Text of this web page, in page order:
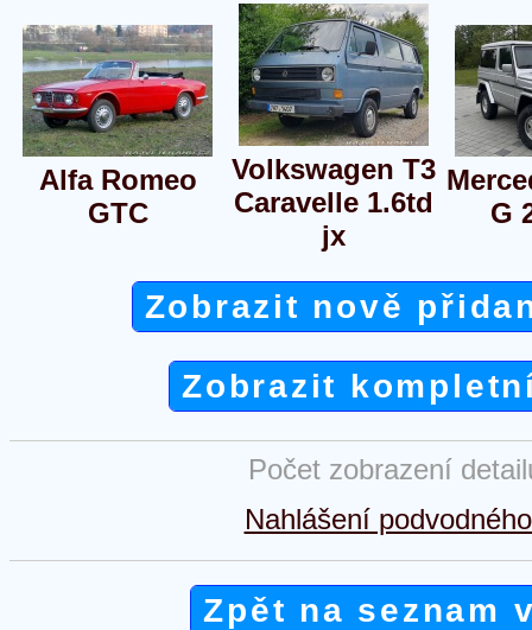
Alfa Romeo
GTC
Volkswagen T3
Caravelle 1.6td
jx
G
Zobrazit nově
Zobrazit
Počet zobrazení
Nahlášení
Zpět na seznam